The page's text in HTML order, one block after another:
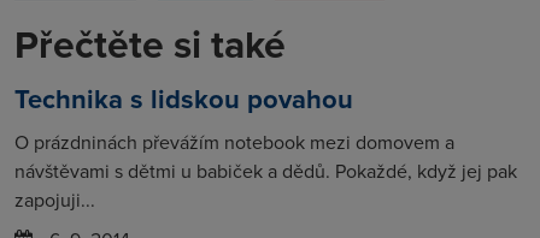
Přečtěte si také
Technika s lidskou povahou
O prázdninách převážím notebook mezi domovem a
návštěvami s dětmi u babiček a dědů. Pokaždé, když jej pak
zapojuji...